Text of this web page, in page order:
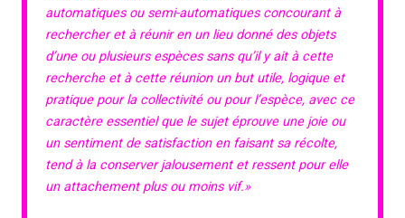
automatiques ou semi-automatiques concourant à
rechercher et à réunir en un lieu donné des objets
d’une ou plusieurs espèces sans qu’il y ait à cette
recherche et à cette réunion un but utile, logique et
pratique pour la collectivité ou pour l’espèce, avec ce
caractère essentiel que le sujet éprouve une joie ou
un sentiment de satisfaction en faisant sa récolte,
tend à la conserver jalousement et ressent pour elle
un attachement plus ou moins vif.»